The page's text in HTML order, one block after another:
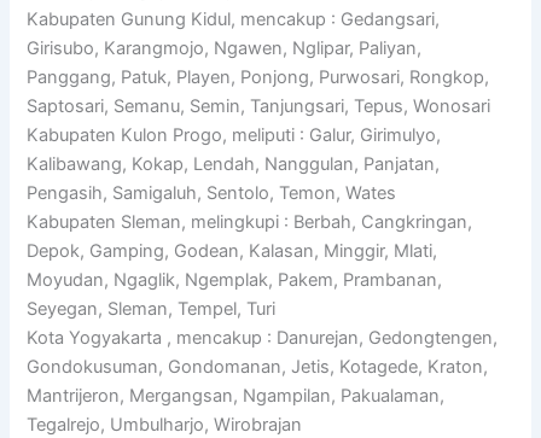
Kabupaten Gunung Kidul, mencakup : Gedangsari,
Girisubo, Karangmojo, Ngawen, Nglipar, Paliyan,
Panggang, Patuk, Playen, Ponjong, Purwosari, Rongkop,
Saptosari, Semanu, Semin, Tanjungsari, Tepus, Wonosari
Kabupaten Kulon Progo, meliputi : Galur, Girimulyo,
Kalibawang, Kokap, Lendah, Nanggulan, Panjatan,
Pengasih, Samigaluh, Sentolo, Temon, Wates
Kabupaten Sleman, melingkupi : Berbah, Cangkringan,
Depok, Gamping, Godean, Kalasan, Minggir, Mlati,
Moyudan, Ngaglik, Ngemplak, Pakem, Prambanan,
Seyegan, Sleman, Tempel, Turi
Kota Yogyakarta , mencakup : Danurejan, Gedongtengen,
Gondokusuman, Gondomanan, Jetis, Kotagede, Kraton,
Mantrijeron, Mergangsan, Ngampilan, Pakualaman,
Tegalrejo, Umbulharjo, Wirobrajan